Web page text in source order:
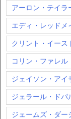
アーロン・テイラ
エディ・レッドメ
クリント・イース
コリン・ファレル
ジェイソン・アイ
ジェラール・ドパ
ジェームズ・ダー